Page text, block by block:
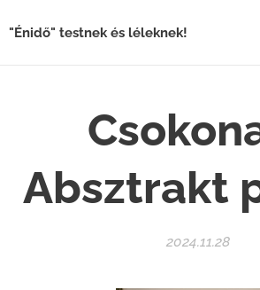
"Énidő" testnek és léleknek!
Absztrakt
2024.11.28